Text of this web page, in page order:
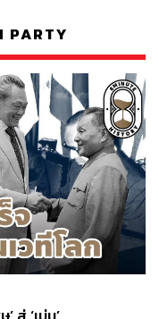
PARTY